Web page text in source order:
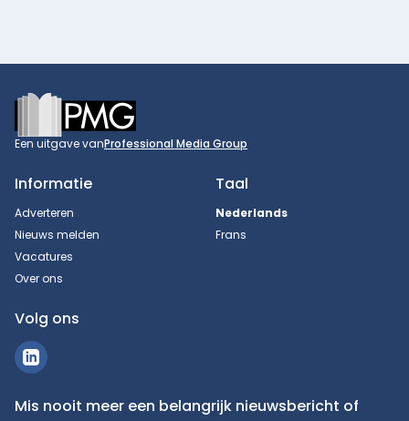
Footer
Een uitgave vanProfessional Media Group
Informatie
Adverteren
Nieuws melden
Vacatures
Over ons
Taal
Nederlands
Frans
Volg ons
Mis nooit meer een belangrijk nieuwsbericht of